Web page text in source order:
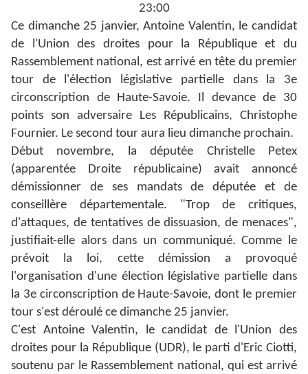
23:00
Ce dimanche 25 janvier, Antoine Valentin, le candidat
de l'Union des droites pour la République et du
Rassemblement national, est arrivé en tête du premier
tour de l'élection législative partielle dans la 3e
circonscription de Haute-Savoie. Il devance de 30
points son adversaire Les Républicains, Christophe
Fournier. Le second tour aura lieu dimanche prochain.
Début novembre, la députée Christelle Petex
(apparentée Droite républicaine) avait annoncé
démissionner de ses mandats de députée et de
conseillère départementale. "Trop de critiques,
d'attaques, de tentatives de dissuasion, de menaces",
justifiait-elle alors dans un communiqué. Comme le
prévoit la loi, cette démission a provoqué
l'organisation d'une élection législative partielle dans
la 3e circonscription de Haute-Savoie, dont le premier
tour s'est déroulé ce dimanche 25 janvier.
C'est Antoine Valentin, le candidat de l'Union des
droites pour la République (UDR), le parti d'Eric Ciotti,
soutenu par le Rassemblement national, qui est arrivé